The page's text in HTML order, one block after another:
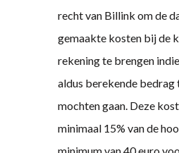
recht van Billink om de
gemaakte kosten bij de
rekening te brengen
aldus berekende bedrag
mochten gaan. Deze
minimaal 15% van de